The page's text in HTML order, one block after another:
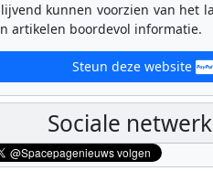
kunnen voorzien van het
artikelen boordevol informatie.
Steun deze website
Sociale